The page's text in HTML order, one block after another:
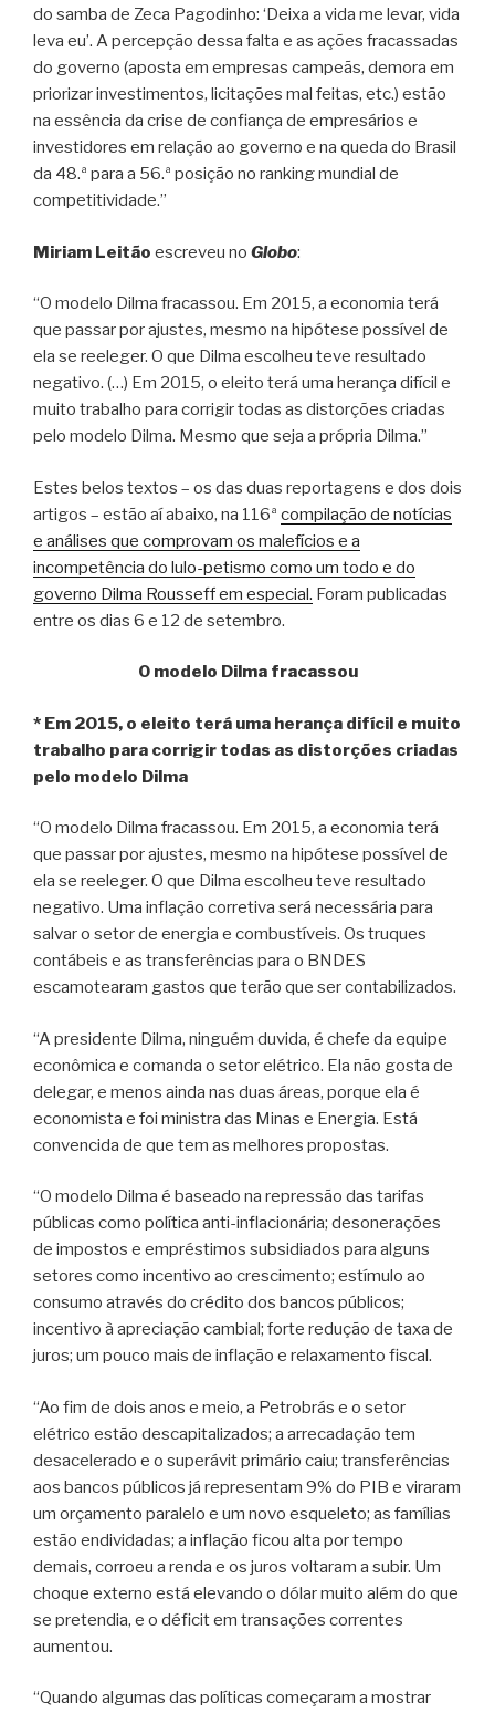
do samba de Zeca Pagodinho: ‘Deixa a vida me levar, vida
leva eu’. A percepção dessa falta e as ações fracassadas
do governo (aposta em empresas campeãs, demora em
priorizar investimentos, licitações mal feitas, etc.) estão
na essência da crise de confiança de empresários e
investidores em relação ao governo e na queda do Brasil
da 48.ª para a 56.ª posição no ranking mundial de
competitividade.”
Miriam Leitão escreveu no Globo:
“O modelo Dilma fracassou. Em 2015, a economia terá
que passar por ajustes, mesmo na hipótese possível de
ela se reeleger. O que Dilma escolheu teve resultado
negativo. (…) Em 2015, o eleito terá uma herança difícil e
muito trabalho para corrigir todas as distorções criadas
pelo modelo Dilma. Mesmo que seja a própria Dilma.”
Estes belos textos – os das duas reportagens e dos dois
artigos – estão aí abaixo, na 116ª compilação de notícias
e análises que comprovam os malefícios e a
incompetência do lulo-petismo como um todo e do
governo Dilma Rousseff em especial. Foram publicadas
entre os dias 6 e 12 de setembro.
O modelo Dilma fracassou
* Em 2015, o eleito terá uma herança difícil e muito
trabalho para corrigir todas as distorções criadas
pelo modelo Dilma
“O modelo Dilma fracassou. Em 2015, a economia terá
que passar por ajustes, mesmo na hipótese possível de
ela se reeleger. O que Dilma escolheu teve resultado
negativo. Uma inflação corretiva será necessária para
salvar o setor de energia e combustíveis. Os truques
contábeis e as transferências para o BNDES
escamotearam gastos que terão que ser contabilizados.
“A presidente Dilma, ninguém duvida, é chefe da equipe
econômica e comanda o setor elétrico. Ela não gosta de
delegar, e menos ainda nas duas áreas, porque ela é
economista e foi ministra das Minas e Energia. Está
convencida de que tem as melhores propostas.
“O modelo Dilma é baseado na repressão das tarifas
públicas como política anti-inflacionária; desonerações
de impostos e empréstimos subsidiados para alguns
setores como incentivo ao crescimento; estímulo ao
consumo através do crédito dos bancos públicos;
incentivo à apreciação cambial; forte redução de taxa de
juros; um pouco mais de inflação e relaxamento fiscal.
“Ao fim de dois anos e meio, a Petrobrás e o setor
elétrico estão descapitalizados; a arrecadação tem
desacelerado e o superávit primário caiu; transferências
aos bancos públicos já representam 9% do PIB e viraram
um orçamento paralelo e um novo esqueleto; as famílias
estão endividadas; a inflação ficou alta por tempo
demais, corroeu a renda e os juros voltaram a subir. Um
choque externo está elevando o dólar muito além do que
se pretendia, e o déficit em transações correntes
aumentou.
“Quando algumas das políticas começaram a mostrar